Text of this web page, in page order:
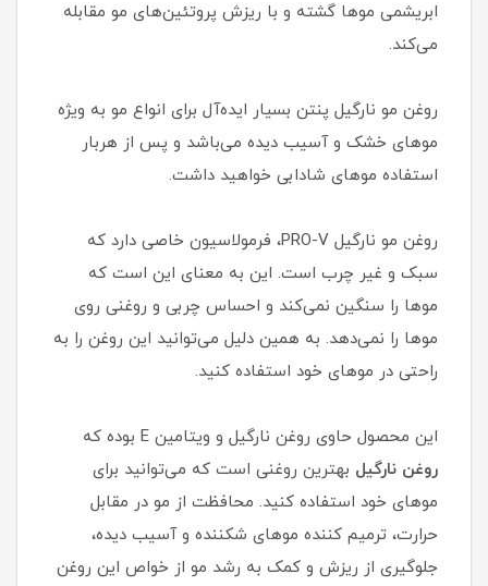
ابریشمی موها گشته و با ریزش پروتئین‌های مو مقابله
می‌کند.
روغن مو نارگیل پنتن بسیار ایده‌آل برای انواع مو به ویژه
موهای خشک و آسیب دیده می‌باشد و پس از هربار
استفاده موهای شادابی خواهید داشت.
روغن مو نارگیل PRO-V، فرمولاسیون خاصی دارد که
سبک و غیر چرب است. این به معنای این است که
موها را سنگین نمی‌کند و احساس چربی و روغنی روی
موها را نمی‌دهد. به همین دلیل می‌توانید این روغن را به
راحتی در موهای خود استفاده کنید.
این محصول حاوی روغن نارگیل و ویتامین E بوده که
روغن نارگیل بهترین روغنی است که می‌توانید برای
موهای خود استفاده کنید. محافظت از مو در مقابل
حرارت، ترمیم کننده موهای شکننده و آسیب دیده،
جلوگیری از ریزش و کمک به رشد مو از خواص این روغن